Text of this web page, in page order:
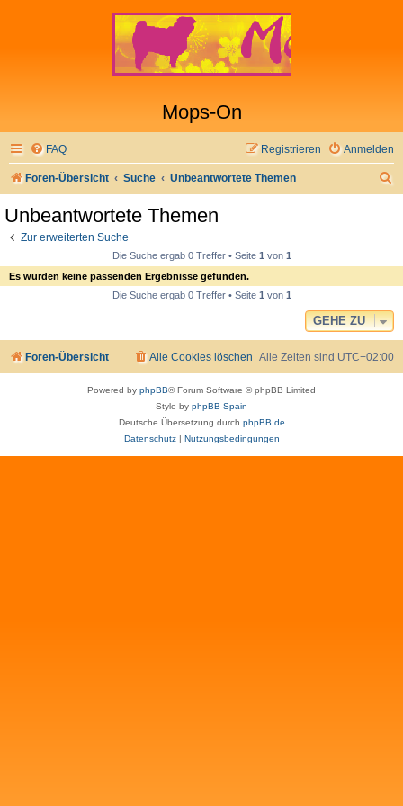
Mops-On
FAQ Anmelden
Registrieren
Foren-Übersicht Suche Unbeantwortete Themen
Unbeantwortete Themen
Zur erweiterten Suche
Die Suche ergab 0 Treffer • Seite 1von 1
Es wurden keine passenden Ergebnisse gefunden.
Die Suche ergab 0 Treffer • Seite 1von 1
GEHE ZU
Foren-Übersicht Alle Zeiten sind UTC+02:00
Alle Cookies löschen
Powered by phpBB® Forum Software © phpBB Limited
Style by phpBB Spain
Deutsche Übersetzung durch phpBB.de
Datenschutz| Nutzungsbedingungen